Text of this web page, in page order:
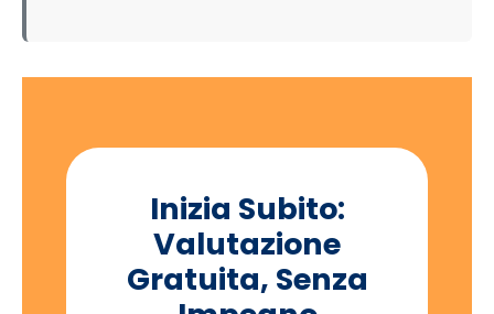
Inizia Subito:
Valutazione
Gratuita, Senza